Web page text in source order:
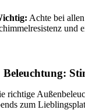
Achte bei
und
Beleuchtung:
richtige
zum